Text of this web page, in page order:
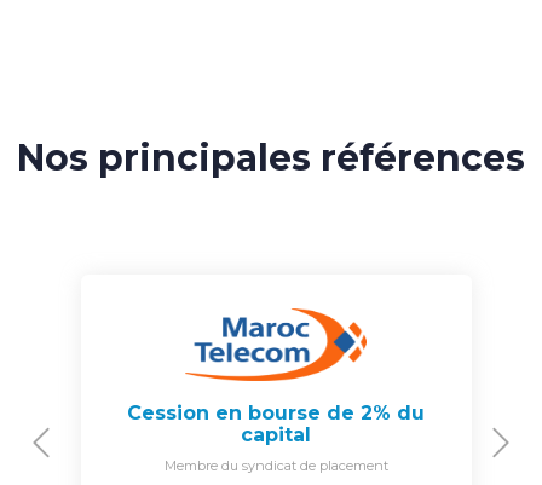
Nos principales références
Cession en bourse de 2% du
capital
Membre du syndicat de placement
Previous